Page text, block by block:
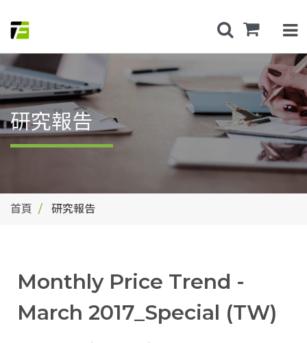
研究報告
首頁 研究報告
Monthly Price Trend -
March 2017_Special (TW)